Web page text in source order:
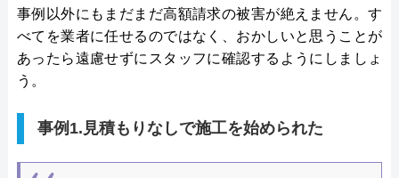
事例以外にもまだまだ高額請求の被害が絶えません。す
べてを業者に任せるのではなく、おかしいと思うことが
あったら遠慮せずにスタッフに確認するようにしましょ
う。
事例1.見積もりなしで施工を始められた